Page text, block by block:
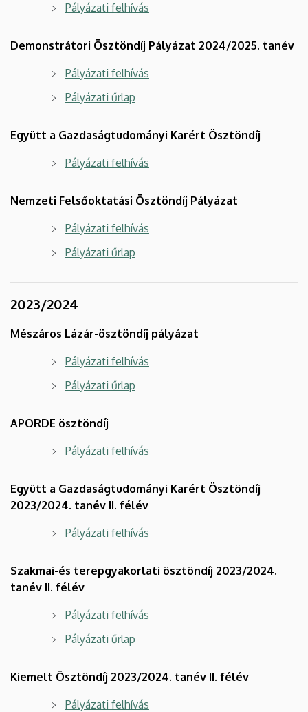
Pályázati felhívás
Demonstrátori Ösztöndíj Pályázat 2024/2025. tanév
Pályázati felhívás
Pályázati űrlap
Együtt a Gazdaságtudományi Karért Ösztöndíj
Pályázati felhívás
Nemzeti Felsőoktatási Ösztöndíj Pályázat
Pályázati felhívás
Pályázati űrlap
2023/2024
Mészáros Lázár-ösztöndíj pályázat
Pályázati felhívás
Pályázati űrlap
APORDE ösztöndíj
Pályázati felhívás
Együtt a Gazdaságtudományi Karért Ösztöndíj
2023/2024. tanév II. félév
Pályázati felhívás
Szakmai-és terepgyakorlati ösztöndíj 2023/2024.
tanév II. félév
Pályázati felhívás
Pályázati űrlap
Kiemelt Ösztöndíj 2023/2024. tanév II. félév
Pályázati felhívás